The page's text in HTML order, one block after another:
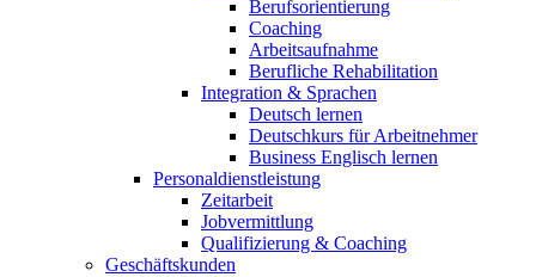
Berufsorientierung
Coaching
Arbeitsaufnahme
Berufliche Rehabilitation
Integration & Sprachen
Deutsch lernen
Deutschkurs für Arbeitnehmer
Business Englisch lernen
Personaldienstleistung
Zeitarbeit
Jobvermittlung
Qualifizierung & Coaching
Geschäftskunden